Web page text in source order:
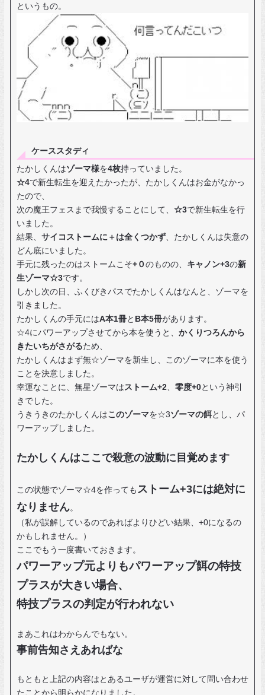
というもの。
ケーススタディ
たかしくんはゾーマ様を4枚持っていました。
☆4で新生転生を迎えたかったが、たかしくんはお金がなかっ
たので、
次の魔王フェスまで我慢することにして、 ☆3で新生転生を行
いました。
結果、 サイコストームに＋は全くつかず 、たかしくんは失意の
どん底にいました。
手元に残ったのはストームこそ+０のものの、 キャノン+3の新
生ゾーマ☆3です。
しかし次の日、ふくびきパスでたかしくんはなんと、ゾーマを
引きました。
たかしくんの手元にはA本1冊と B本5冊があります。
☆4にパワーアップさせてから本を使うと、 かくりつろんから
きたいちがさがるため、
たかしくんはまず無☆ゾーマを新生し、このゾーマに本を使う
ことを決意しました。
幸運なことに、無星ゾーマは ストーム+2 零度+0という神引
きでした。
うきうきのたかしくんはこのゾーマを☆3ゾーマの餌とし、パ
ワーアップしました。
たかしくんはここで殺意の波動に目覚めます
この状態でゾーマ☆4を作っても ストーム+3には絶対に
なりません。
（私が誤解しているのであればよりひどい結果、+0になるの
かもしれません。）
ここでもう一度書いておきます。
パワーアップ元よりもパワーアップ餌の特技
プラスが大きい場合、
特技プラスの判定が行われない
まあこれはわからんでもない。
事前告知さえあればな
もともと上記の内容はとあるユーザが運営に対して問い合わせ
たことから明らかになりました。